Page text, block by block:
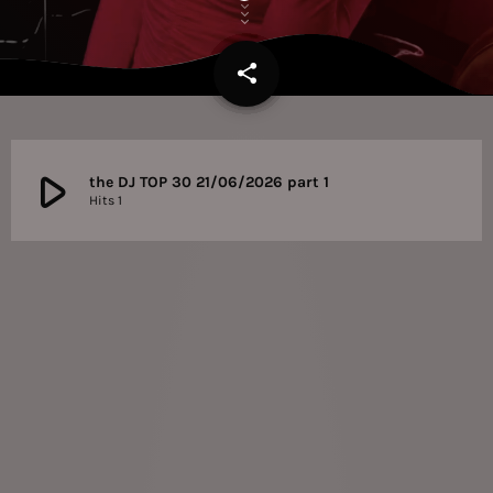
share
email
play_arrow the DJ TOP 30 21/06/2026 part 1
Hits 1